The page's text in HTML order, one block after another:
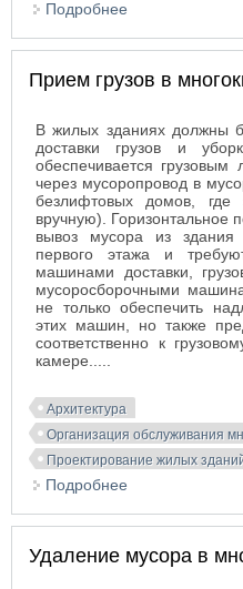
Подробнее
Прием грузов в
В жилых зданиях должны
доставки грузов и
обеспечивается
через мусоропровод в
безлифтовых домов, где
вручную). Горизонтальное
вывоз мусора из здания
первого этажа и
машинами доставки,
мусоросборочными
не только обеспечить
этих машин, но также
соответственно к
камере.....
Архитектура
Организация обслуживания
Проектирование жилых
Подробнее
Удаление мусора в